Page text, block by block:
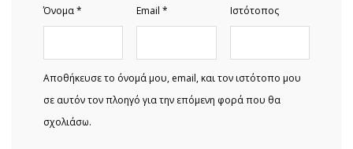
Όνομα* Email* Ιστότοπος
Αποθήκευσε το όνομά μου, email, και τον ιστότοπο μου
σε αυτόν τον πλοηγό για την επόμενη φορά που θα
σχολιάσω.